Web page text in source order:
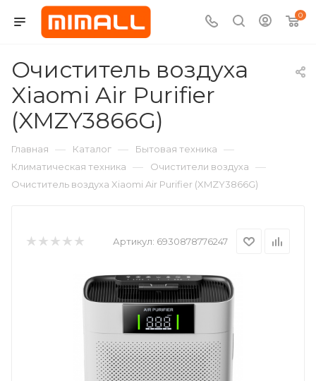
0
Очиститель воздуха
Xiaomi Air Purifier
(XMZY3866G)
Главная — Каталог — Бытовая техника —
Климатическая техника — Очистители воздуха —
Очиститель воздуха Xiaomi Air Purifier (XMZY3866G)
Артикул: 6930878776247